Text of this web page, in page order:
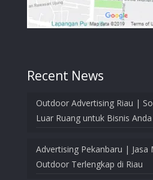
Recent News
Outdoor Advertising Riau |
Luar Ruang untuk Bisnis Anda
Advertising Pekanbaru | Jasa
Outdoor Terlengkap di Riau